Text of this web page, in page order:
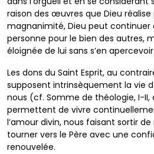
raison des œuvres que Dieu réalise
magnanimité, Dieu peut continuer
personne pour le bien des autres,
éloignée de lui sans s’en apercevoir.
Les dons du Saint Esprit, au
supposent intrinsèquement la vie
nous (cf. Somme de théologie, I-II,
permettent de vivre
l’amour divin, nous faisant sortir
tourner vers le Père avec une
renouvelée.